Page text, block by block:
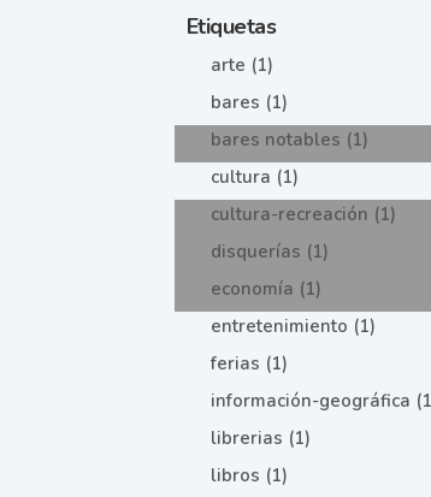
Etiquetas
arte (1)
bares (1)
bares notables (1)
cultura (1)
cultura-recreación (1)
disquerías (1)
economía (1)
entretenimiento (1)
ferias (1)
información-geográfica
librerias (1)
libros (1)